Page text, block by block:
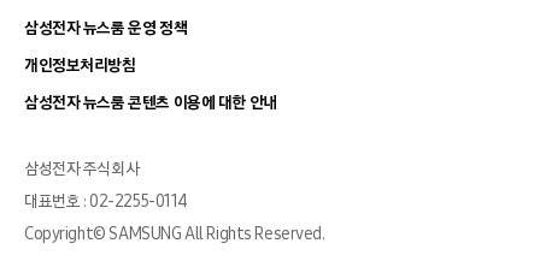
삼성전자 뉴스룸 운영 정책
개인정보처리방침
삼성전자 뉴스룸 콘텐츠 이용에 대한 안내
삼성전자 주식회사
대표번호 : 02-2255-0114
Copyright© SAMSUNG All Rights Reserved.